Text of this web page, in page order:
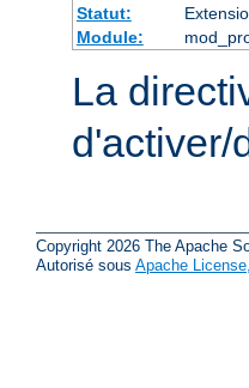
Statut:
Module:
La
d'activer/
Copyright 2026 The Apache
Autorisé sous Apache